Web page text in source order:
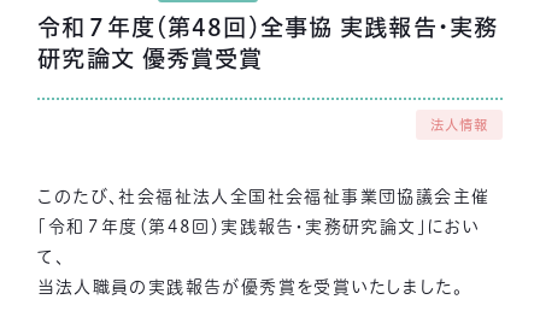
令和７年度（第48回）全事協 実践報告・実務
研究論文 優秀賞受賞
法人情報
このたび、社会福祉法人全国社会福祉事業団協議会主催
「令和７年度（第48回）実践報告・実務研究論文」におい
て、
当法人職員の実践報告が優秀賞を受賞いたしました。